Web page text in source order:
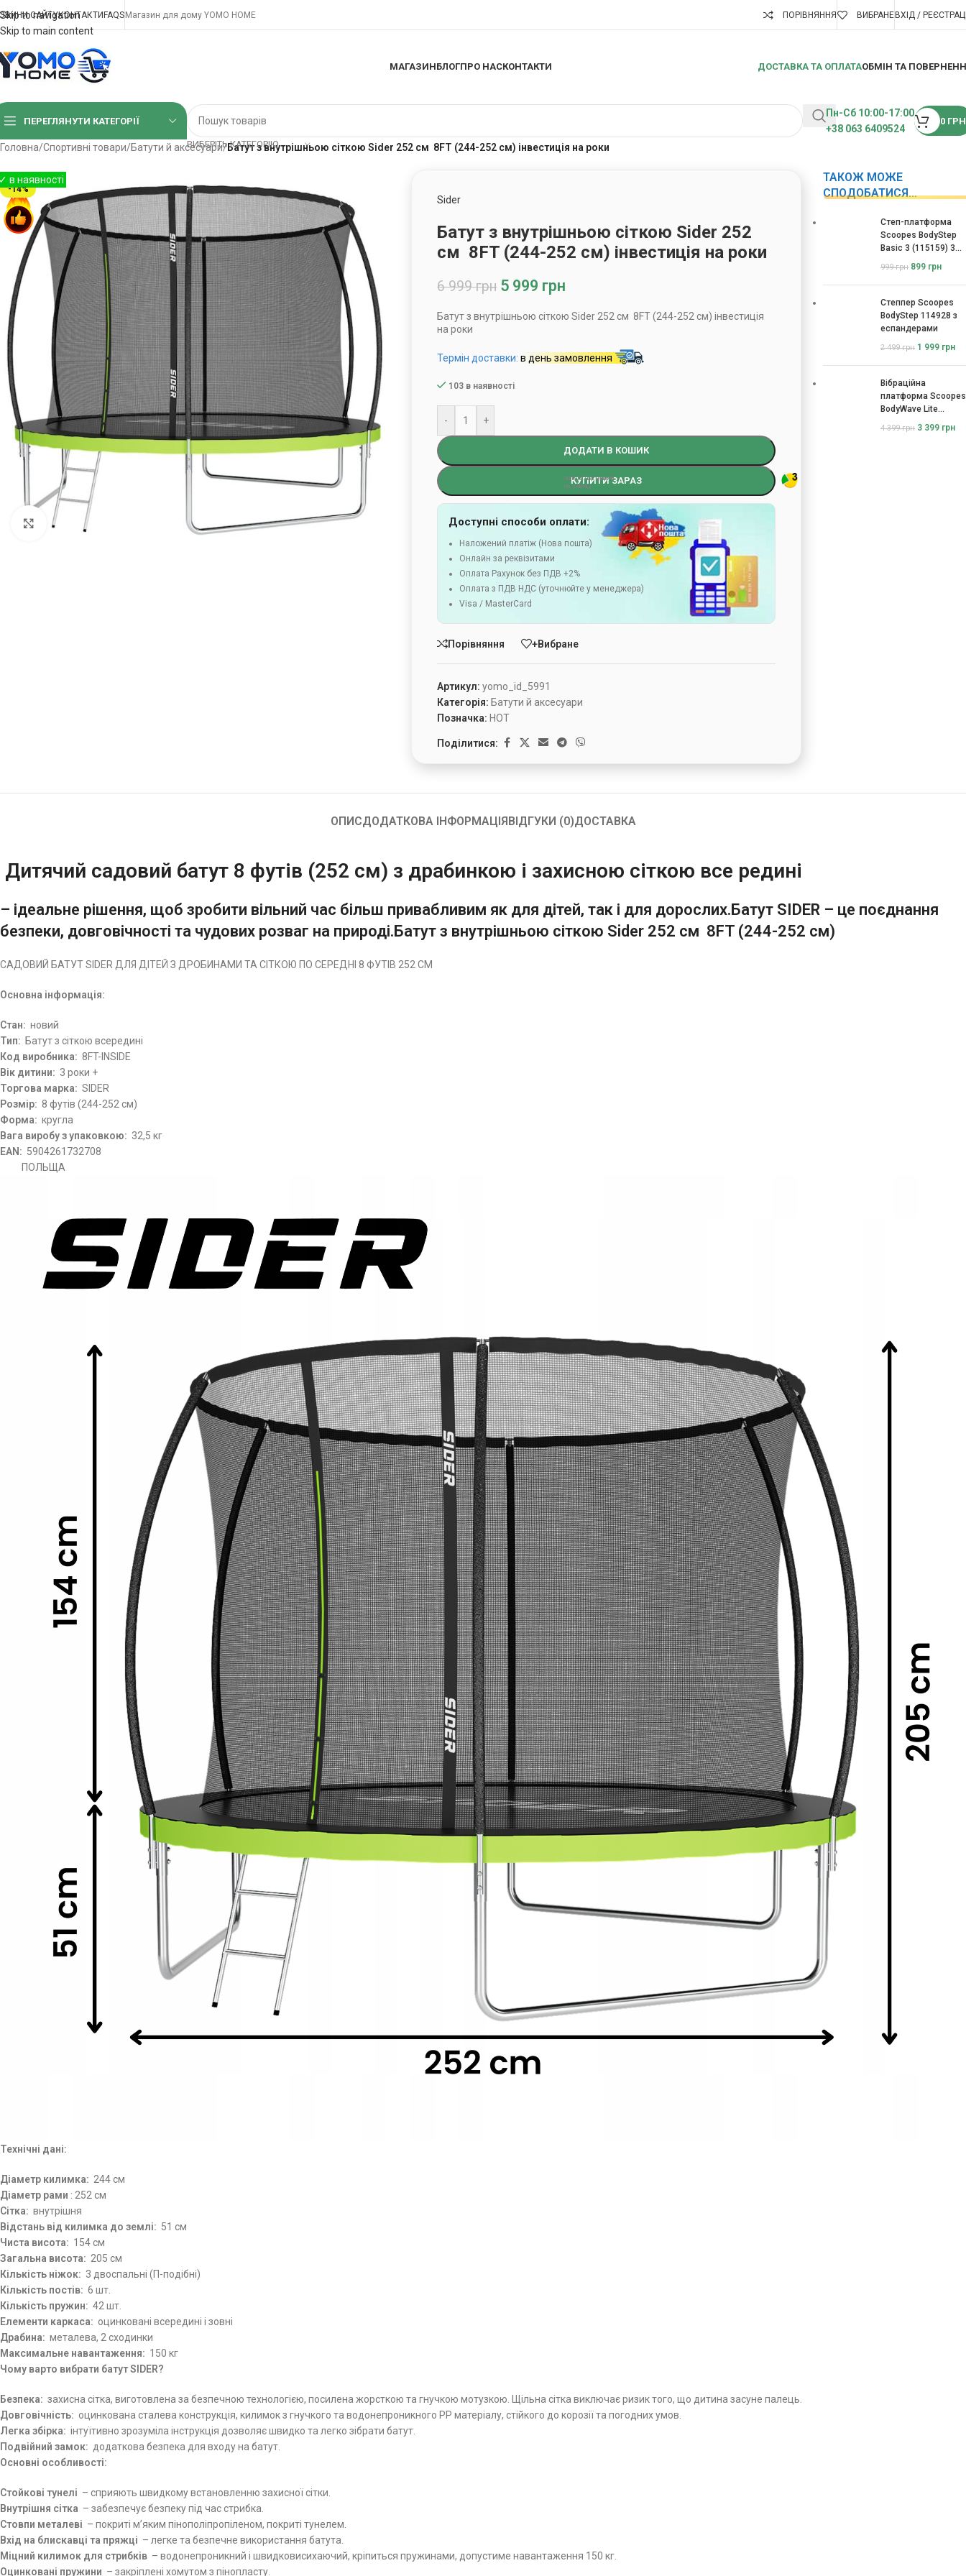
Skip to navigation
Skip to main content
САЙТУКОНТАКТИFAQSМагазин для дому YOMO HOME ПОРІВНЯННЯ ВИБРАНЕВХІД /
МАГАЗИНБЛОГПРО НАСКОНТАКТИ ДОСТАВКА ТА ОПЛАТАОБМІН ТА
ПЕРЕГЛЯНУТИ КАТЕГОРІЇ
ВИБЕРІТЬ КАТЕГОРІЮ
Пн-Сб 10:00-17:00
+38 063 6409524
0 ГРН
Головна/Спортивні товари/Батути й аксесуари/Батут з внутрішньою сіткою Sider 252 см 8FT (244-252 см) інвестиція на роки
-14%
Клацніть, щоб збільшити
Sider
Батут з внутрішньою сіткою Sider 252
см 8FT (244-252 см) інвестиція на роки
6 999грн 5 999 грн
Батут з внутрішньою сіткою Sider 252 см 8FT (244-252 см) інвестиція
на роки
Термін доставки:в день замовлення
103 в наявності
- +
ДОДАТИ В КОШИК
КУПИТИ ЗАРАЗ
Доступні способи оплати:
Наложений платіж (Нова пошта)
Онлайн за реквізитами
Оплата Рахунок без ПДВ +2%
Оплата з ПДВ НДС (уточнюйте у менеджера)
Visa / MasterCard
Порівняння +Вибране
Артикул:yomo_id_5991
Категорія: Батути й аксесуари
Позначка: HOT
Поділитися:
ТАКОЖ МОЖЕ
СПОДОБАТИСЯ…
Степ-платформа
Scoopes BodyStep
Basic 3 (115159) 3
999грн 899 грн
Степпер Scoopes
BodyStep 114928 з
еспандерами
2 499грн 1 999 грн
Вібраційна
платформа Scoopes
BodyWave Lite
4 399грн 3 399 грн
ОПИСДОДАТКОВА ІНФОРМАЦІЯВІДГУКИ (0)ДОСТАВКА
Дитячий садовий батут 8 футів (252 см) з драбинкою і захисною сіткою все редині
– ідеальне рішення, щоб зробити вільний час більш привабливим як для дітей, так і для дорослих.Батут SIDER – це поєднання
безпеки, довговічності та чудових розваг на природі.Батут з внутрішньою сіткою Sider 252 см 8FT (244-252 см)
САДОВИЙ БАТУТ SIDER ДЛЯ ДІТЕЙ З ДРОБИНАМИ ТА СІТКОЮ ПО СЕРЕДНІ 8 ФУТІВ 252 СМ
Основна інформація:
Стан: новий
Тип: Батут з сіткою всередині
Код виробника: 8FT-INSIDE
Вік дитини: 3 роки +
Торгова марка: SIDER
Розмір: 8 футів (244-252 см)
Форма: кругла
Вага виробу з упаковкою: 32,5 кг
EAN: 5904261732708
ПОЛЬЩА
Технічні дані:
Діаметр килимка: 244 см
Діаметр рами : 252 см
Сітка: внутрішня
Відстань від килимка до землі: 51 см
Чиста висота: 154 см
Загальна висота: 205 см
Кількість ніжок: 3 двоспальні (П-подібні)
Кількість постів: 6 шт.
Кількість пружин: 42 шт.
Елементи каркаса: оцинковані всередині і зовні
Драбина: металева, 2 сходинки
Максимальне навантаження: 150 кг
Чому варто вибрати батут SIDER?
Безпека: захисна сітка, виготовлена ​​за безпечною технологією, посилена жорсткою та гнучкою мотузкою. Щільна сітка виключає ризик того, що дитина засуне палець.
Довговічність: оцинкована сталева конструкція, килимок з гнучкого та водонепроникного PP матеріалу, стійкого до корозії та погодних умов.
Легка збірка: інтуїтивно зрозуміла інструкція дозволяє швидко та легко зібрати батут.
Подвійний замок: додаткова безпека для входу на батут.
Основні особливості:
Стойкові тунелі – сприяють швидкому встановленню захисної сітки.
Внутрішня сітка – забезпечує безпеку під час стрибка.
Стовпи металеві – покриті м’яким пінополіпропіленом, покриті тунелем.
Вхід на блискавці та пряжці – легке та безпечне використання батута.
Міцний килимок для стрибків – водонепроникний і швидковисихаючий, кріпиться пружинами, допустиме навантаження 150 кг.
Оцинковані пружини – закріплені хомутом з пінопласту.